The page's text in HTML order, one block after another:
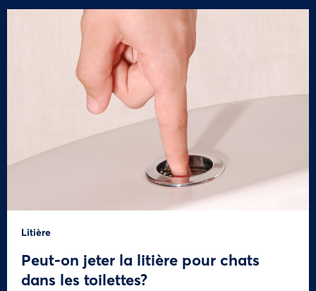
Litière
Peut-on jeter la litière pour chats
dans les toilettes?